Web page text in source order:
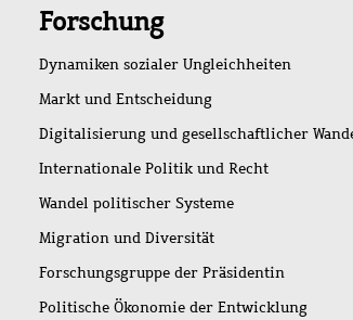
Forschung
Dynamiken sozialer Ungleichheiten
Markt und Entscheidung
Digitalisierung und gesellschaftlicher
Internationale Politik und Recht
Wandel politischer Systeme
Migration und Diversität
Forschungsgruppe der Präsidentin
Politische Ökonomie der Entwicklung